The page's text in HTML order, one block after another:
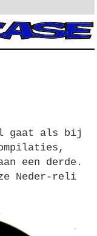
gaat als bij
een derde.
Neder-reli